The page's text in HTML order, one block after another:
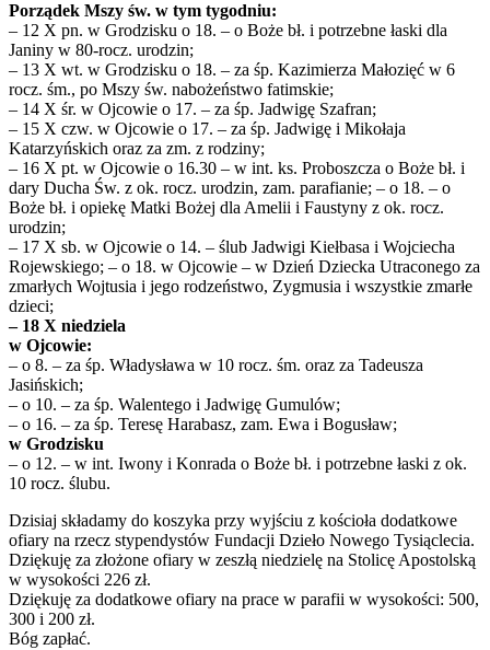
Porządek Mszy św. w tym tygodniu:
– 12 X pn. w Grodzisku o 18. – o Boże bł. i potrzebne łaski dla
Janiny w 80-rocz. urodzin;
– 13 X wt. w Grodzisku o 18. – za śp. Kazimierza Małozięć w 6
rocz. śm., po Mszy św. nabożeństwo fatimskie;
– 14 X śr. w Ojcowie o 17. – za śp. Jadwigę Szafran;
– 15 X czw. w Ojcowie o 17. – za śp. Jadwigę i Mikołaja
Katarzyńskich oraz za zm. z rodziny;
– 16 X pt. w Ojcowie o 16.30 – w int. ks. Proboszcza o Boże bł. i
dary Ducha Św. z ok. rocz. urodzin, zam. parafianie; – o 18. – o
Boże bł. i opiekę Matki Bożej dla Amelii i Faustyny z ok. rocz.
urodzin;
– 17 X sb. w Ojcowie o 14. – ślub Jadwigi Kiełbasa i Wojciecha
Rojewskiego; – o 18. w Ojcowie – w Dzień Dziecka Utraconego za
zmarłych Wojtusia i jego rodzeństwo, Zygmusia i wszystkie zmarłe
dzieci;
– 18 X niedziela
w Ojcowie:
– o 8. – za śp. Władysława w 10 rocz. śm. oraz za Tadeusza
Jasińskich;
– o 10. – za śp. Walentego i Jadwigę Gumulów;
– o 16. – za śp. Teresę Harabasz, zam. Ewa i Bogusław;
w Grodzisku
– o 12. – w int. Iwony i Konrada o Boże bł. i potrzebne łaski z ok.
10 rocz. ślubu.
Dzisiaj składamy do koszyka przy wyjściu z kościoła dodatkowe
ofiary na rzecz stypendystów Fundacji Dzieło Nowego Tysiąclecia.
Dziękuję za złożone ofiary w zeszłą niedzielę na Stolicę Apostolską
w wysokości 226 zł.
Dziękuję za dodatkowe ofiary na prace w parafii w wysokości: 500,
300 i 200 zł.
Bóg zapłać.